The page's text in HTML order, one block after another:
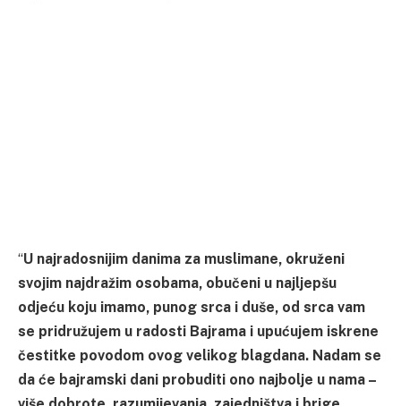
“U najradosnijim danima za muslimane, okruženi
svojim najdražim osobama, obučeni u najljepšu
odjeću koju imamo, punog srca i duše, od srca vam
se pridružujem u radosti Bajrama i upućujem iskrene
čestitke povodom ovog velikog blagdana. Nadam se
da će bajramski dani probuditi ono najbolje u nama –